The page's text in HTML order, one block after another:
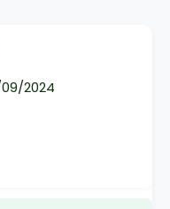
2024